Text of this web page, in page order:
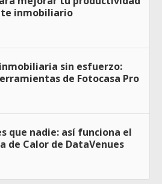
inmobiliario
sin esfuerzo:
de Fotocasa Pro
que nadie: así funciona el
de Calor de DataVenues